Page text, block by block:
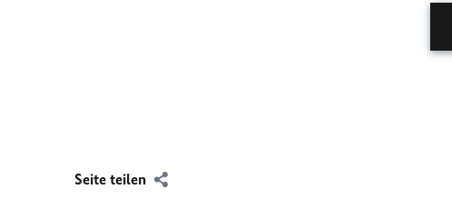
Seite teilen